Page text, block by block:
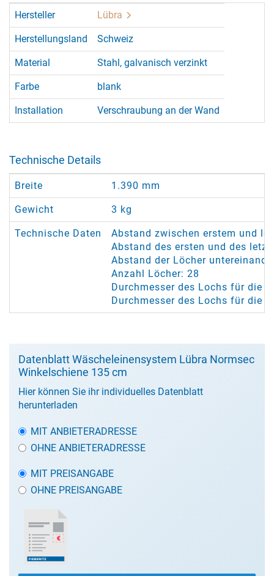
Hersteller Lübra
Herstellungsland Schweiz
Material Stahl, galvanisch verzinkt
Farbe blank
Installation Verschraubung an der Wand
Technische Details
Breite 1.390 mm
Gewicht 3 kg
Technische Daten
Abstand zwischen erstem und
Abstand des ersten und des
Abstand der Löcher
Anzahl Löcher: 28
Durchmesser des Lochs für die
Durchmesser des Lochs für die
Datenblatt Wäscheleinensystem Lübra Normsec
Winkelschiene 135 cm
Hier können Sie ihr individuelles Datenblatt
herunterladen
MIT ANBIETERADRESSE
OHNE ANBIETERADRESSE
MIT PREISANGABE
OHNE PREISANGABE